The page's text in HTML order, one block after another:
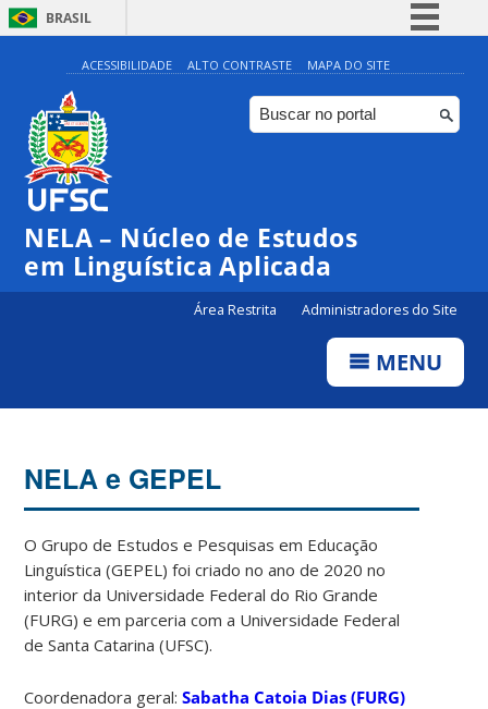
BRASIL
Simplifique!
Comunica BR
Participe
Canais
ACESSIBILIDADE ALTO CONTRASTE MAPA DO SITE
NELA – Núcleo de Estudos
em Linguística Aplicada
Área Restrita Administradores do Site
MENU
NELA e GEPEL
O Grupo de Estudos e Pesquisas em Educação
Linguística (GEPEL) foi criado no ano de 2020 no
interior da Universidade Federal do Rio Grande
(FURG) e em parceria com a Universidade Federal
de Santa Catarina (UFSC).
Coordenadora geral:Sabatha Catoia Dias (FURG)